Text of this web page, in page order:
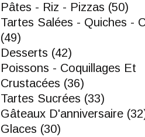
Pâtes - Riz - Pizzas (50)
Tartes Salées - Quiches -
(49)
Desserts (42)
Poissons - Coquillages Et
Crustacées (36)
Tartes Sucrées (33)
Gâteaux D'anniversaire
Glaces (30)